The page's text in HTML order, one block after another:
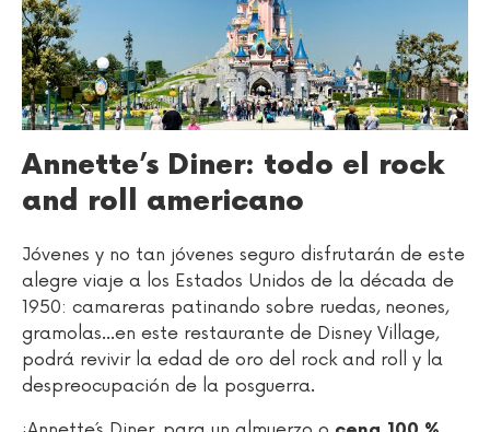
Annette’s Diner: todo el rock
and roll americano
Jóvenes y no tan jóvenes seguro disfrutarán de este
alegre viaje a los Estados Unidos de la década de
1950: camareras patinando sobre ruedas, neones,
gramolas...en este restaurante de Disney Village,
podrá revivir la edad de oro del rock and roll y la
despreocupación de la posguerra.